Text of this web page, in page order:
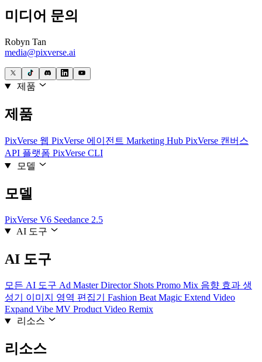
미디어 문의
Robyn Tan
media@pixverse.ai
제품
제품
PixVerse 웹 PixVerse 에이전트 Marketing Hub PixVerse 캔버스
API 플랫폼 PixVerse CLI
모델
모델
PixVerse V6 Seedance 2.5
AI 도구
AI 도구
모든 AI 도구 Ad MasterDirector Shots Promo Mix 음향 효과 생
성기 이미지 영역 편집기 Fashion BeatMagic Extend Video
Expand Vibe MV Product Video Remix
리소스
리소스